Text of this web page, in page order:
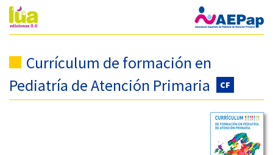
Currículum de formación en
Pediatría de Atención Primaria
CF